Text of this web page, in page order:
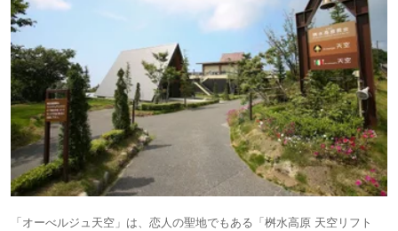
「オーべルジュ天空」は、恋人の聖地でもある「桝水高原 天空リフト